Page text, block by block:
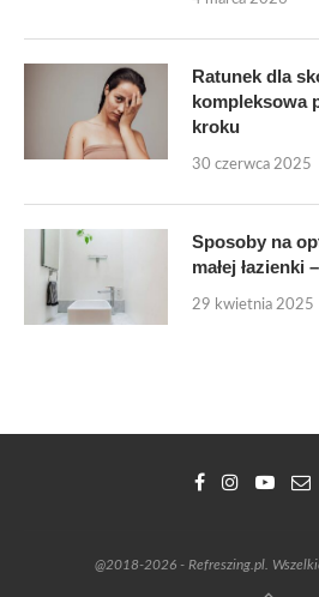
Ratunek dla
kompleksowa
kroku
30 czerwca 2025
Sposoby na
małej łazienki
29 kwietnia 2025
@2018-2026 - Refreszing.pl.